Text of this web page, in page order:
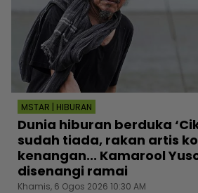
MSTAR | HIBURAN
Dunia hiburan berduka
sudah tiada, rakan artis
kenangan... Kamarool
disenangi ramai
Khamis, 6 Ogos 2026 10:30 AM